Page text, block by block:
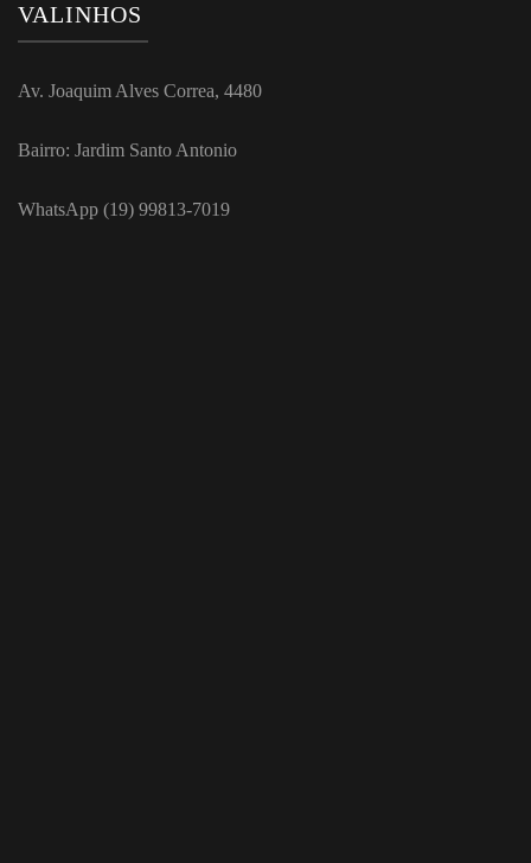
VALINHOS
Av. Joaquim Alves Correa, 4480
Bairro: Jardim Santo Antonio
WhatsApp (19) 99813-7019